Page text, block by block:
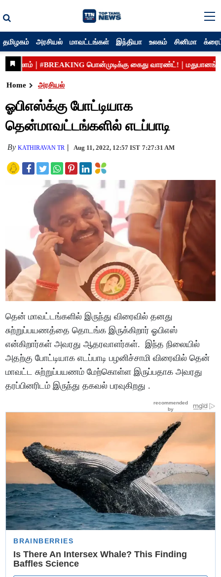
தமிழகம் அரசியல் மாவட்டங்கள் இந்தியா உலகம் சினிமா
Home அரசியல்
ஓபிஎஸ்க்கு போட்டியாக
தென்மாவட்டங்களில் எடப்பாடி
ByKATHIRAVAN TR Aug 11, 2022, 12:57 IST 7:27:31 AM
தென் மாவட்டங்களில் இருந்து விரைவில் தனது
சுற்றுப்பயணத்தை தொடங்க இருக்கிறார் ஓபிஎஸ்
என்கிறார்கள் அவரது ஆதரவாளர்கள். இந்த நிலையில்
அதற்கு போட்டியாக எடப்பாடி பழனிச்சாமி விரைவில் தென்
மாவட்ட சுற்றுப்பயணம் மேற்கொள்ள இருப்பதாக அவரது
தரப்பினரிடம் இருந்து தகவல் பரவுகிறது .